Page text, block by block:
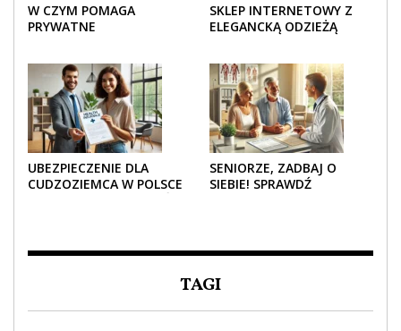
W CZYM POMAGA
PRYWATNE
SKLEP INTERNETOWY Z
ELEGANCKĄ ODZIEŻĄ
UBEZPIECZENIE DLA
CUDZOZIEMCA W POLSCE
SENIORZE, ZADBAJ O
SIEBIE! SPRAWDŹ
TAGI